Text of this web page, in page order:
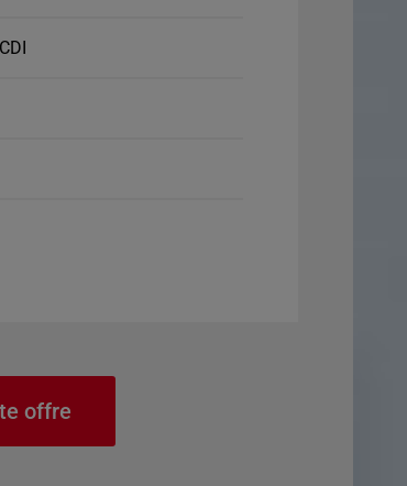
CDI
offre